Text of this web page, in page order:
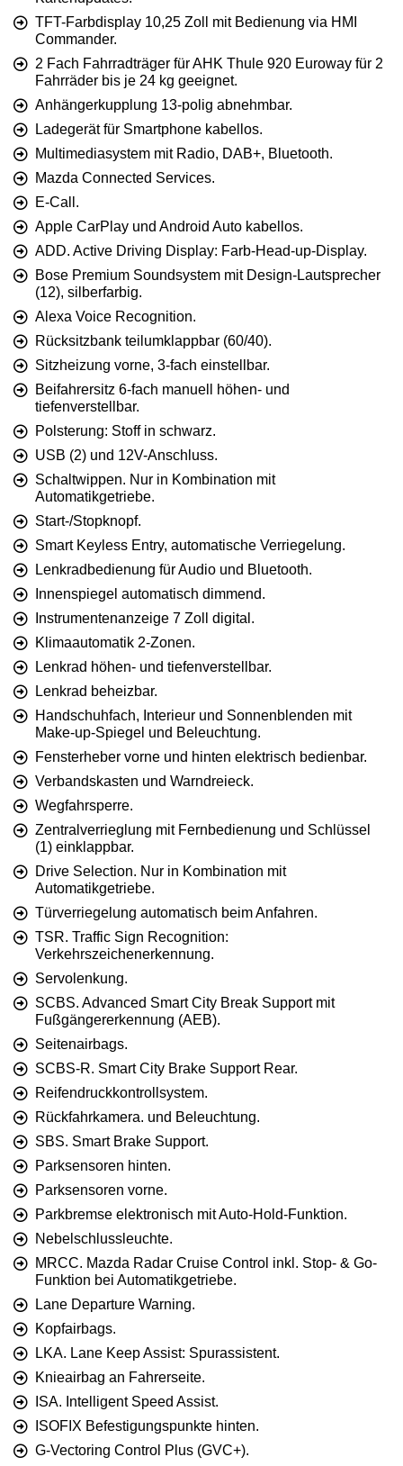
TFT-Farbdisplay 10,25 Zoll mit Bedienung via HMI
Commander.
2 Fach Fahrradträger für AHK Thule 920 Euroway für 2
Fahrräder bis je 24 kg geeignet.
Anhängerkupplung 13-polig abnehmbar.
Ladegerät für Smartphone kabellos.
Multimediasystem mit Radio, DAB+, Bluetooth.
Mazda Connected Services.
E-Call.
Apple CarPlay und Android Auto kabellos.
ADD. Active Driving Display: Farb-Head-up-Display.
Bose Premium Soundsystem mit Design-Lautsprecher
(12), silberfarbig.
Alexa Voice Recognition.
Rücksitzbank teilumklappbar (60/40).
Sitzheizung vorne, 3-fach einstellbar.
Beifahrersitz 6-fach manuell höhen- und
tiefenverstellbar.
Polsterung: Stoff in schwarz.
USB (2) und 12V-Anschluss.
Schaltwippen. Nur in Kombination mit
Automatikgetriebe.
Start-/Stopknopf.
Smart Keyless Entry, automatische Verriegelung.
Lenkradbedienung für Audio und Bluetooth.
Innenspiegel automatisch dimmend.
Instrumentenanzeige 7 Zoll digital.
Klimaautomatik 2-Zonen.
Lenkrad höhen- und tiefenverstellbar.
Lenkrad beheizbar.
Handschuhfach, Interieur und Sonnenblenden mit
Make-up-Spiegel und Beleuchtung.
Fensterheber vorne und hinten elektrisch bedienbar.
Verbandskasten und Warndreieck.
Wegfahrsperre.
Zentralverrieglung mit Fernbedienung und Schlüssel
(1) einklappbar.
Drive Selection. Nur in Kombination mit
Automatikgetriebe.
Türverriegelung automatisch beim Anfahren.
TSR. Traffic Sign Recognition:
Verkehrszeichenerkennung.
Servolenkung.
SCBS. Advanced Smart City Break Support mit
Fußgängererkennung (AEB).
Seitenairbags.
SCBS-R. Smart City Brake Support Rear.
Reifendruckkontrollsystem.
Rückfahrkamera. und Beleuchtung.
SBS. Smart Brake Support.
Parksensoren hinten.
Parksensoren vorne.
Parkbremse elektronisch mit Auto-Hold-Funktion.
Nebelschlussleuchte.
MRCC. Mazda Radar Cruise Control inkl. Stop- & Go-
Funktion bei Automatikgetriebe.
Lane Departure Warning.
Kopfairbags.
LKA. Lane Keep Assist: Spurassistent.
Knieairbag an Fahrerseite.
ISA. Intelligent Speed Assist.
ISOFIX Befestigungspunkte hinten.
G-Vectoring Control Plus (GVC+).